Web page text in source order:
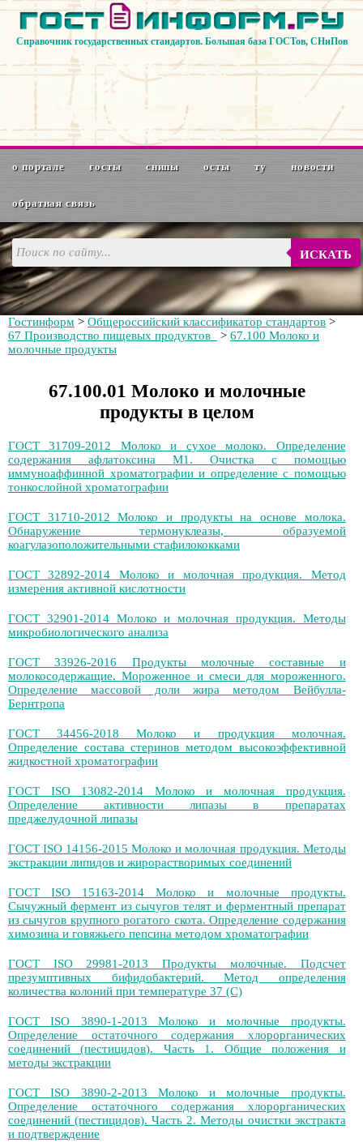
Справочник государственных стандартов. Большая база ГОСТов, СНиПов
о портале госты снипы осты ту новости
обратная связь
ИСКАТЬ
Гостинформ > Общероссийский классификатор стандартов >
67 Производство пищевых продуктов
> 67.100 Молоко и
молочные продукты
67.100.01 Молоко и молочные
продукты в целом
ГОСТ 31709-2012 Молоко и сухое молоко. Определение
содержания афлатоксина М1. Очистка с помощью
иммуноаффинной хроматографии и определение с помощью
тонкослойной хроматографии
ГОСТ 31710-2012 Молоко и продукты на основе молока.
Обнаружение термонуклеазы, образуемой
коагулазоположительными стафилококками
ГОСТ 32892-2014 Молоко и молочная продукция. Метод
измерения активной кислотности
ГОСТ 32901-2014 Молоко и молочная продукция. Методы
микробиологического анализа
ГОСТ 33926-2016 Продукты молочные составные и
молокосодержащие. Мороженное и смеси для мороженного.
Определение массовой доли жира методом Вейбулла-
Бернтропа
ГОСТ 34456-2018 Молоко и продукция молочная.
Определение состава стеринов методом высокоэффективной
жидкостной хроматографии
ГОСТ ISO 13082-2014 Молоко и молочная продукция.
Определение активности липазы в препаратах
преджелудочной липазы
ГОСТ ISO 14156-2015 Молоко и молочная продукция. Методы
экстракции липидов и жирорастворимых соединений
ГОСТ ISO 15163-2014 Молоко и молочные продукты.
Сычужный фермент из сычугов телят и ферментный препарат
из сычугов крупного рогатого скота. Определение содержания
химозина и говяжьего пепсина методом хроматографии
ГОСТ ISO 29981-2013 Продукты молочные. Подсчет
презумптивных бифидобактерий. Метод определения
количества колоний при температуре 37 (С)
ГОСТ ISO 3890-1-2013 Молоко и молочные продукты.
Определение остаточного содержания хлорорганических
соединений (пестицидов). Часть 1. Общие положения и
методы экстракции
ГОСТ ISO 3890-2-2013 Молоко и молочные продукты.
Определение остаточного содержания хлорорганических
соединений (пестицидов). Часть 2. Методы очистки экстракта
и подтверждение